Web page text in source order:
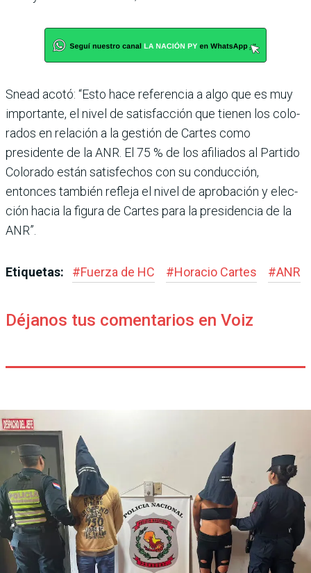
Snead acotó: “Esto hace referencia a algo que es muy
importante, el nivel de satis­facción que tienen los colo­
rados en relación a la gestión de Cartes como
presidente de la ANR. El 75 % de los afilia­dos al Partido
Colorado están satisfechos con su conduc­ción,
entonces también refleja el nivel de aprobación y elec­
ción hacia la figura de Car­tes para la presidencia de la
ANR”.
Etiquetas: #Fuerza de HC #Horacio Cartes #ANR
Déjanos tus comentarios en Voiz